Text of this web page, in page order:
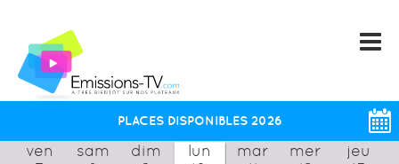
PLACES DISPONIBLES 2026
ven
sam
dim
lun
mar
mer
jeu